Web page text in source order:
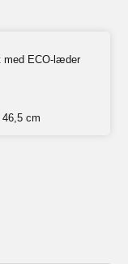
ECO-læder
cm